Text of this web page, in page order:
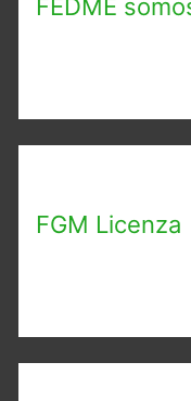
FEDME
FGM Licenza